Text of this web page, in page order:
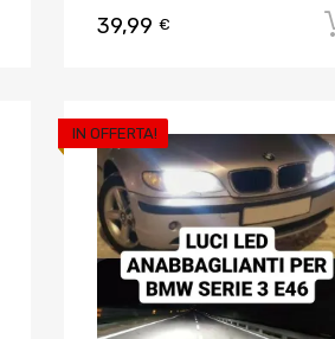
Aggiungi al carrello
39,99 €
Aggiungi ai preferiti
Aggiungi al confronto
IN OFFERTA!